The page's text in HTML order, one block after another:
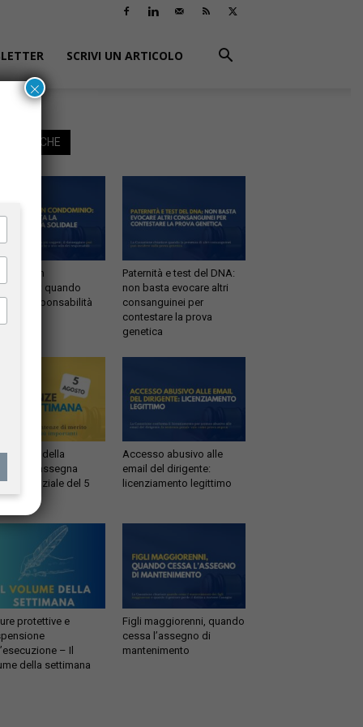
SCRIVI UN ARTICOLO
ANCHE
in
quando
la responsabilità
Paternità e test del DNA:
non basta evocare altri
consanguinei per
contestare la prova
genetica
della
rassegna
del 5
Accesso abusivo alle
email del dirigente:
licenziamento legittimo
protettive e
– Il
della settimana
Figli maggiorenni, quando
cessa l’assegno di
mantenimento
×